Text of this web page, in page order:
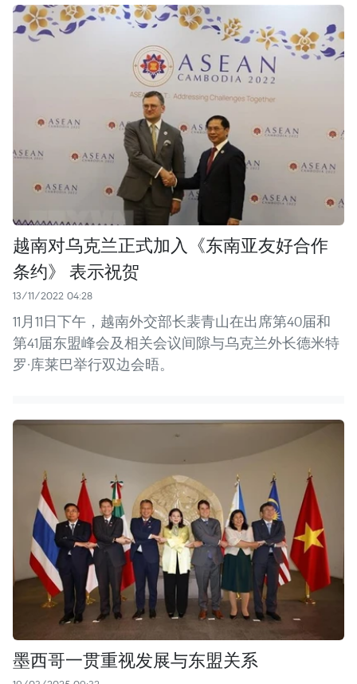
越南对乌克兰正式加入《东南亚友好合作
条约》 表示祝贺
13/11/2022 04:28
11月11日下午，越南外交部长裴青山在出席第40届和
第41届东盟峰会及相关会议间隙与乌克兰外长德米特
罗·库莱巴举行双边会晤。
墨西哥一贯重视发展与东盟关系